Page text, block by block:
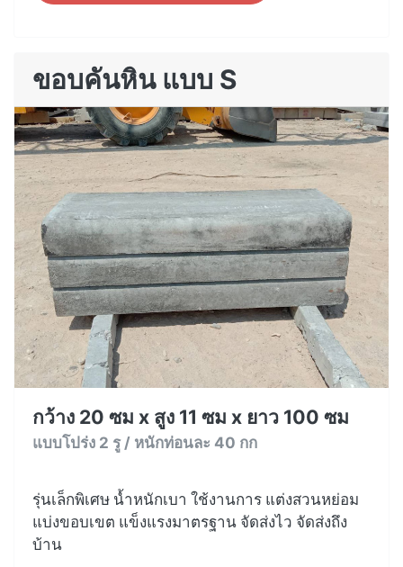
ขอบคันหิน แบบ S
กว้าง 20 ซม x สูง 11 ซม x ยาว 100 ซม
แบบโปร่ง 2 รู / หนักท่อนละ 40 กก
รุ่นเล็กพิเศษ น้ำหนักเบา ใช้งานการ แต่งสวนหย่อม
แบ่งขอบเขต แข็งแรงมาตรฐาน จัดส่งไว จัดส่งถึง
บ้าน